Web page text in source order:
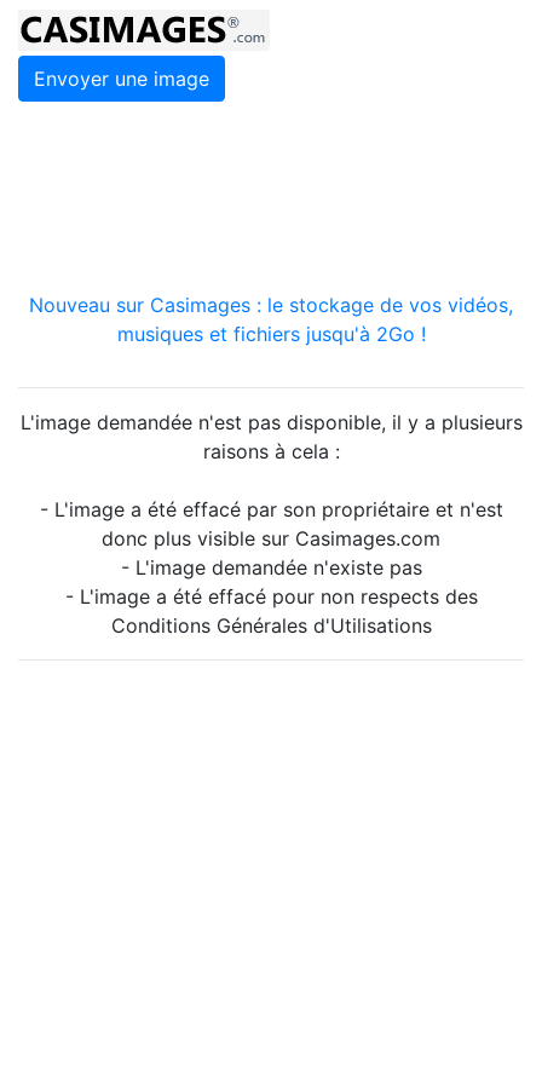
Envoyer une image
Nouveau sur Casimages : le stockage de vos vidéos,
musiques et fichiers jusqu'à 2Go !
L'image demandée n'est pas disponible, il y a plusieurs
raisons à cela :
- L'image a été effacé par son propriétaire et n'est
donc plus visible sur Casimages.com
- L'image demandée n'existe pas
- L'image a été effacé pour non respects des
Conditions Générales d'Utilisations